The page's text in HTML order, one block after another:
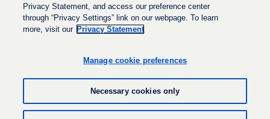
选
卡
中
打
开
选
中
打
开
卡
开
Privacy Statement, and access our preference center
through “Privacy Settings” link on our webpage. To learn
more, visit our Privacy Statement
Manage cookie preferences
Necessary cookies only